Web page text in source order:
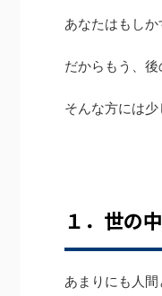
あなたはもし
だからもう、
そんな方には
１．世の
あまりにも人